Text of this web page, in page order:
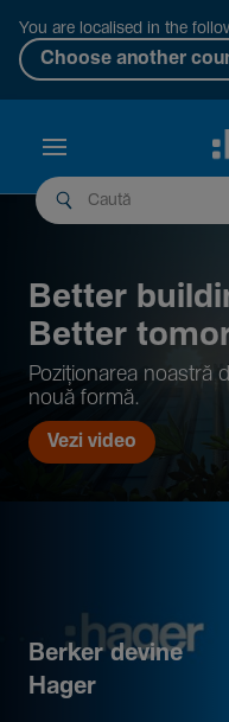
You are localised in the
Choose another
Better
Better
Pozi­țio­narea noastră
nouă formă.
Vezi video
Berker devine
Hager